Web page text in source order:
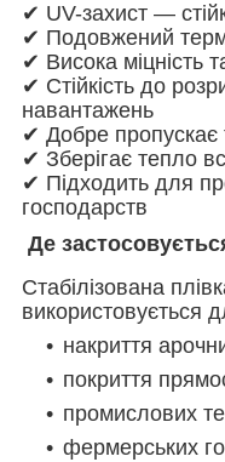
✔ UV-захист —
✔ Подовжений
✔ Висока міцність
✔ Стійкість до
навантажень
✔ Добре пропускає
✔ Зберігає тепло
✔ Підходить для
господарств
Де
Стабілізована
використовується
накриття
покриття
промислових
фермерських